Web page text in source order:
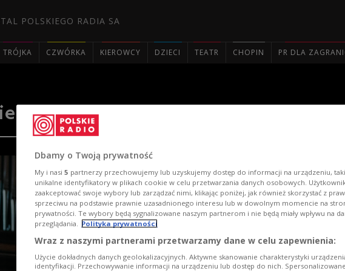
POLSKIEGO RADIA SA
TRÓJKA CZWÓRKA KIEROWCY DZIECI TEATR CHOPIN PR DLA
etapu Konkursu
Dbamy o Twoją prywatność
My i nasi 5 partnerzy przechowujemy lub uzyskujemy dostęp do informacji na urządzeniu,
unikalne identyfikatory w plikach cookie w celu przetwarzania danych osobowych.
zaakceptować swoje wybory lub zarządzać nimi, klikając poniżej, jak również skorzystać z
sprzeciwu na podstawie prawnie uzasadnionego interesu lub w dowolnym momencie na
prywatności. Te wybory będą sygnalizowane naszym partnerom i nie będą miały wpływu na
przeglądania. Polityka prywatności
Wraz z naszymi partnerami przetwarzamy dane w celu zapewnienia:
Użycie dokładnych danych geolokalizacyjnych. Aktywne skanowanie charakterystyki
identyfikacji. Przechowywanie informacji na urządzeniu lub dostęp do nich.